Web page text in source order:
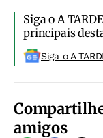
Siga o A
principais
Siga o A
amigos